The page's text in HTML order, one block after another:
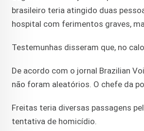
brasileiro teria atingido duas
hospital com ferimentos graves,
Testemunhas disseram que, no
De acordo com o jornal Brazilian
não foram aleatórios. O chefe da
Freitas teria diversas passagens
tentativa de homicídio.